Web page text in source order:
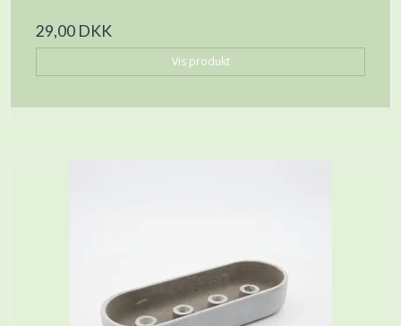
29,00 DKK
Vis produkt